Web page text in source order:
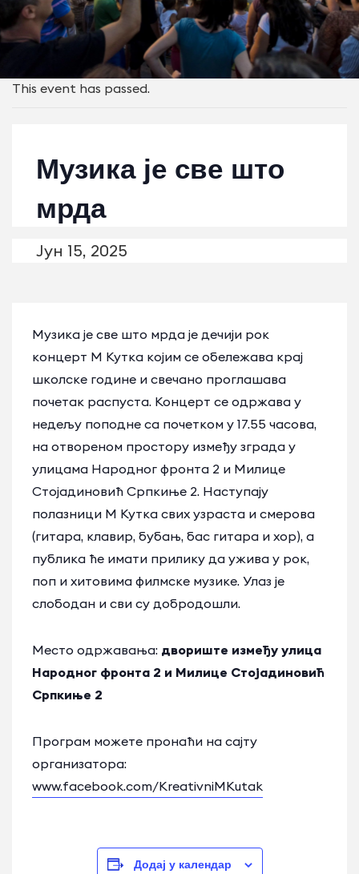
This event has passed.
Музика је све што
мрда
Јун 15, 2025
Музика је све што мрда је дечији рок
концерт М Кутка којим се обележава крај
школске године и свечано проглашава
почетак распуста. Концерт се одржава у
недељу поподне са почетком у 17.55 часова,
на отвореном простору између зграда у
улицама Народног фронта 2 и Милице
Стојадиновић Српкиње 2. Наступају
полазници М Кутка свих узраста и смерова
(гитара, клавир, бубањ, бас гитара и хор), а
публика ће имати прилику да ужива у рок,
поп и хитовима филмске музике. Улаз је
слободан и сви су добродошли.
Место одржавања: двориште између улица
Народног фронта 2 и Милице Стојадиновић
Српкиње 2
Програм можете пронаћи на сајту
организатора:
www.facebook.com/KreativniMKutak
Додај у календар